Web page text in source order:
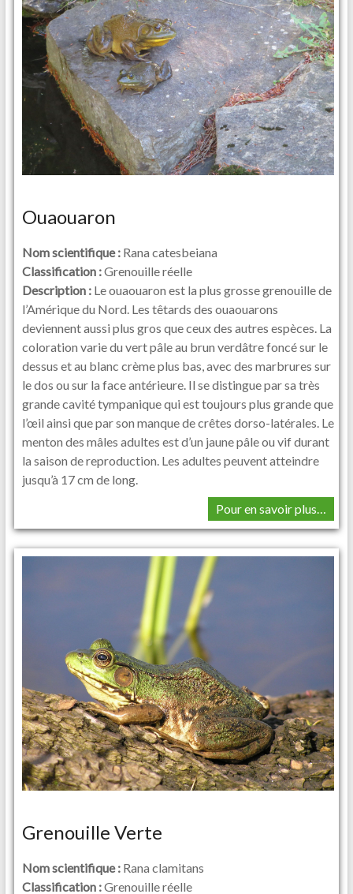
Ouaouaron
Nom scientifique :Rana catesbeiana
Classification :Grenouille réelle
Description :Le ouaouaron est la plus grosse grenouille de
l’Amérique du Nord. Les têtards des ouaouarons
deviennent aussi plus gros que ceux des autres espèces. La
coloration varie du vert pâle au brun verdâtre foncé sur le
dessus et au blanc crème plus bas, avec des marbrures sur
le dos ou sur la face antérieure. Il se distingue par sa très
grande cavité tympanique qui est toujours plus grande que
l’œil ainsi que par son manque de crêtes dorso-latérales. Le
menton des mâles adultes est d’un jaune pâle ou vif durant
la saison de reproduction. Les adultes peuvent atteindre
jusqu’à 17 cm de long.
Pour en savoir plus…
Grenouille Verte
Nom scientifique :Rana clamitans
Classification :Grenouille réelle